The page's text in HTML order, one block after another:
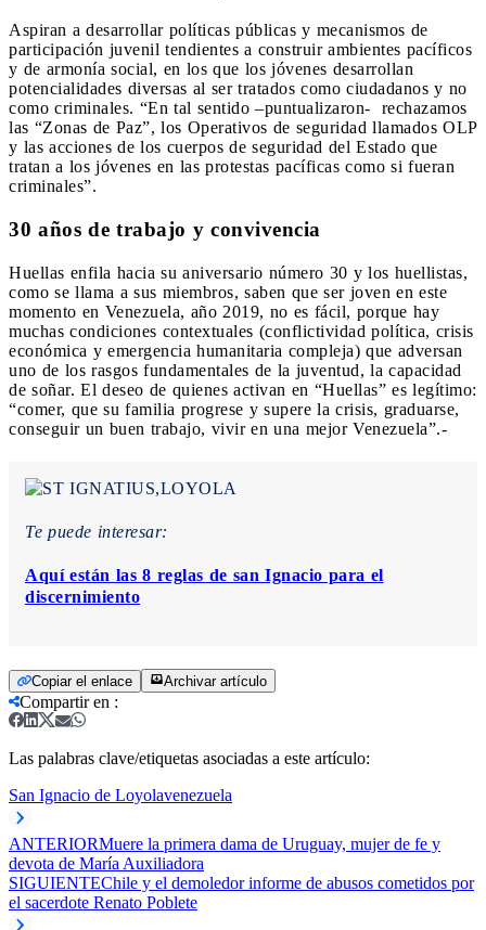
Aspiran a desarrollar políticas públicas y mecanismos de
participación juvenil tendientes a construir ambientes pacíficos
y de armonía social, en los que los jóvenes desarrollan
potencialidades diversas al ser tratados como ciudadanos y no
como criminales. “En tal sentido –puntualizaron- rechazamos
las “Zonas de Paz”, los Operativos de seguridad llamados OLP
y las acciones de los cuerpos de seguridad del Estado que
tratan a los jóvenes en las protestas pacíficas como si fueran
criminales”.
30 años de trabajo y convivencia
Huellas enfila hacia su aniversario número 30 y los huellistas,
como se llama a sus miembros, saben que ser joven en este
momento en Venezuela, año 2019, no es fácil, porque hay
muchas condiciones contextuales (conflictividad política, crisis
económica y emergencia humanitaria compleja) que adversan
uno de los rasgos fundamentales de la juventud, la capacidad
de soñar. El deseo de quienes activan en “Huellas” es legítimo:
“comer, que su familia progrese y supere la crisis, graduarse,
conseguir un buen trabajo, vivir en una mejor Venezuela”.-
Te puede interesar:
Aquí están las 8 reglas de san Ignacio para el
discernimiento
Copiar el enlace Archivar artículo
Compartir en :
Las palabras clave/etiquetas asociadas a este artículo:
San Ignacio de Loyolavenezuela
ANTERIORMuere la primera dama de Uruguay, mujer de fe y
devota de María Auxiliadora
SIGUIENTEChile y el demoledor informe de abusos cometidos por
el sacerdote Renato Poblete